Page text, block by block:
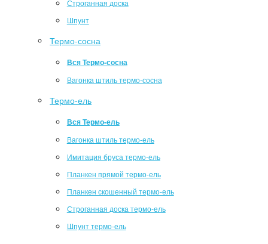
Строганная доска
Шпунт
Термо-сосна
Вся Термо-сосна
Вагонка штиль термо-сосна
Термо-ель
Вся Термо-ель
Вагонка штиль термо-ель
Имитация бруса термо-ель
Планкен прямой термо-ель
Планкен скошенный термо-ель
Строганная доска термо-ель
Шпунт термо-ель